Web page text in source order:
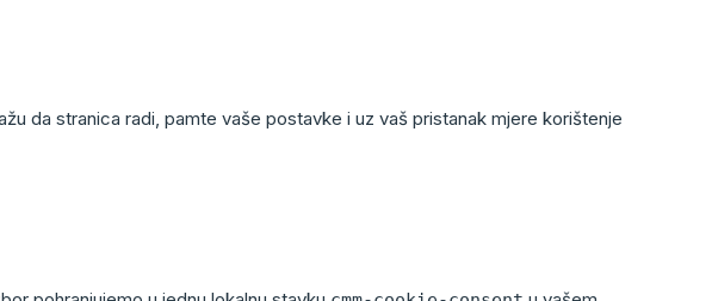
da stranica radi, pamte vaše postavke i uz vaš pristanak mjere korištenje